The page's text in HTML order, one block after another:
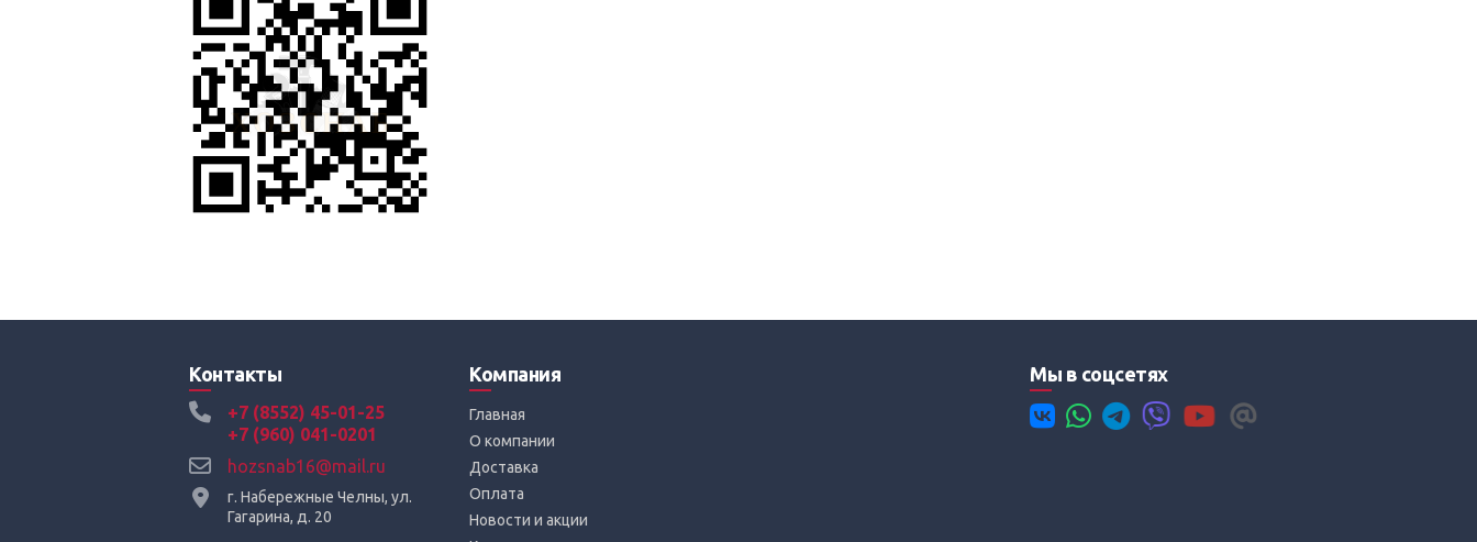
Контакты
+7 (8552) 45-01-25
+7 (960) 041-0201
hozsnab16@mail.ru
г. Набережные Челны, ул.
Гагарина, д. 20
Компания
Главная
О компании
Доставка
Оплата
Новости и акции
Мы в соцсетях